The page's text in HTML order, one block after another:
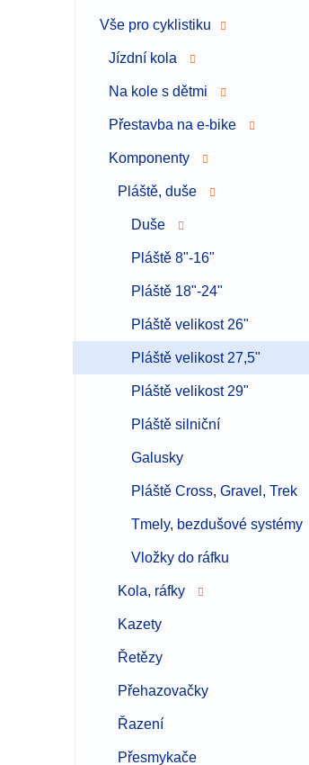
Vše pro cyklistiku
Jízdní kola
Na kole s dětmi
Přestavba na e-bike
Komponenty
Pláště, duše
Duše
Pláště 8"-16"
Pláště 18"-24"
Pláště velikost 26"
Pláště velikost 27,5"
Pláště velikost 29"
Pláště silniční
Galusky
Pláště Cross, Gravel, Trek
Tmely, bezdušové systémy
Vložky do ráfku
Kola, ráfky
Kazety
Řetězy
Přehazovačky
Řazení
Přesmykače